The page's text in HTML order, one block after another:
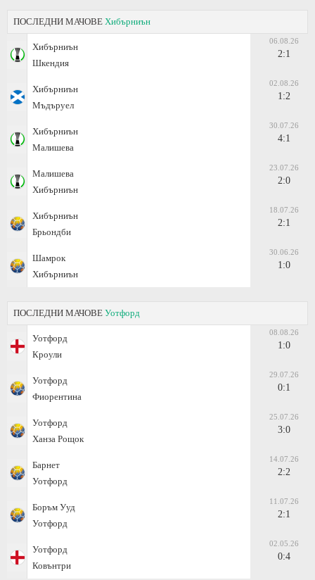
ПОСЛЕДНИ МАЧОВЕ Хибърниън
Хибърниън
Шкендия
06.08.26
2:1
Хибърниън
Мъдъруел
02.08.26
1:2
Хибърниън
Малишева
30.07.26
4:1
Малишева
Хибърниън
23.07.26
2:0
Хибърниън
Брьондби
18.07.26
2:1
Шамрок
Хибърниън
30.06.26
1:0
ПОСЛЕДНИ МАЧОВЕ Уотфорд
Уотфорд
Кроули
08.08.26
1:0
Уотфорд
Фиорентина
29.07.26
0:1
Уотфорд
Ханза Рощок
25.07.26
3:0
Барнет
Уотфорд
14.07.26
2:2
Боръм Ууд
Уотфорд
11.07.26
2:1
Уотфорд
Ковънтри
02.05.26
0:4